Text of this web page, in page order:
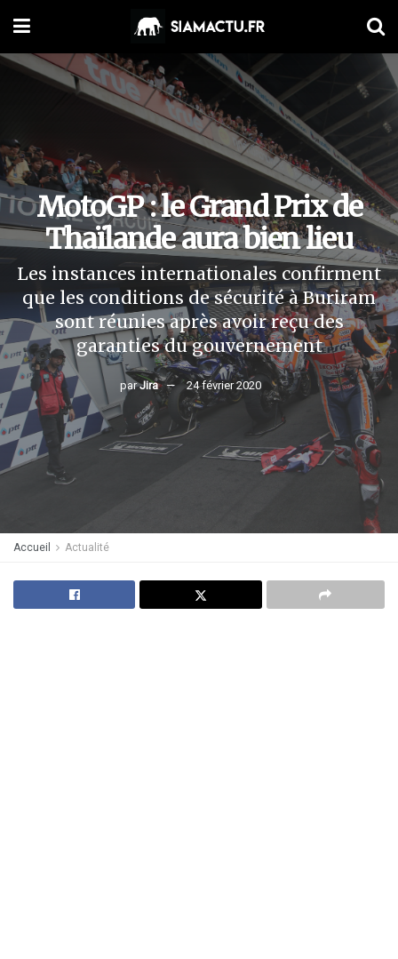
MotoGP : le Grand Prix de
Thaïlande aura bien lieu
Les instances internationales confirment
que les conditions de sécurité à Buriram
sont réunies après avoir reçu des
garanties du gouvernement
par Jira 24 février 2020
Accueil Actualité